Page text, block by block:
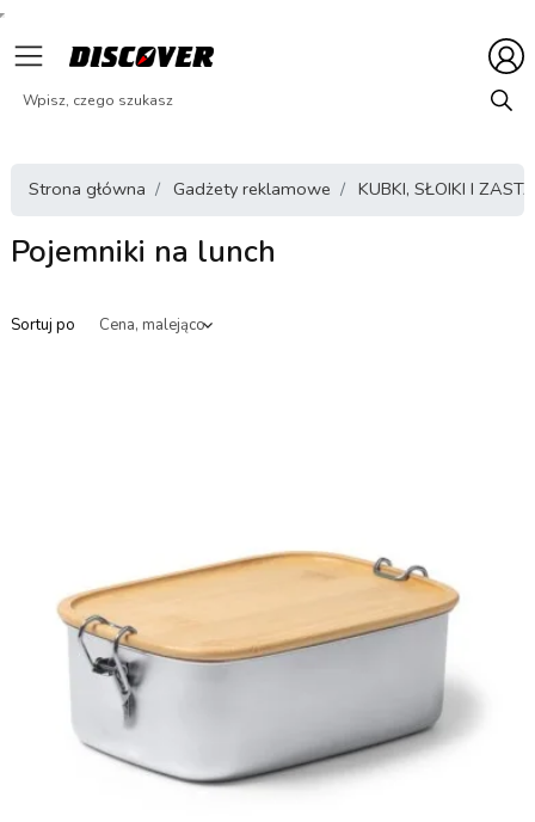
Strona główna Gadżety reklamowe KUBKI, SŁOIKI I
Pojemniki na lunch
Sortuj po